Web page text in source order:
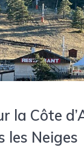
la Côte
les Neiges